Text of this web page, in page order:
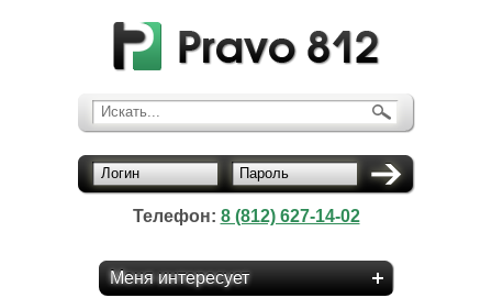
Искать...
Логин Пароль
Телефон: 8 (812) 627-14-02
Меня интересует